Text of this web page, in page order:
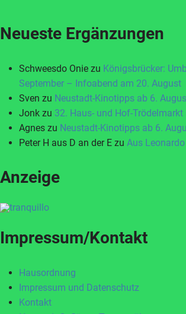
Neueste Ergänzungen
Schweesdo Onie zu Königsbrücker:
September – Infoabend am 20. August
Sven zu Neustadt-Kinotipps ab 6.
Jonk zu 32. Haus- und Hof-
Agnes zu Neustadt-Kinotipps ab 6.
Peter H aus D an der E zu Aus
Anzeige
Impressum/Kontakt
Hausordnung
Impressum und Datenschutz
Kontakt